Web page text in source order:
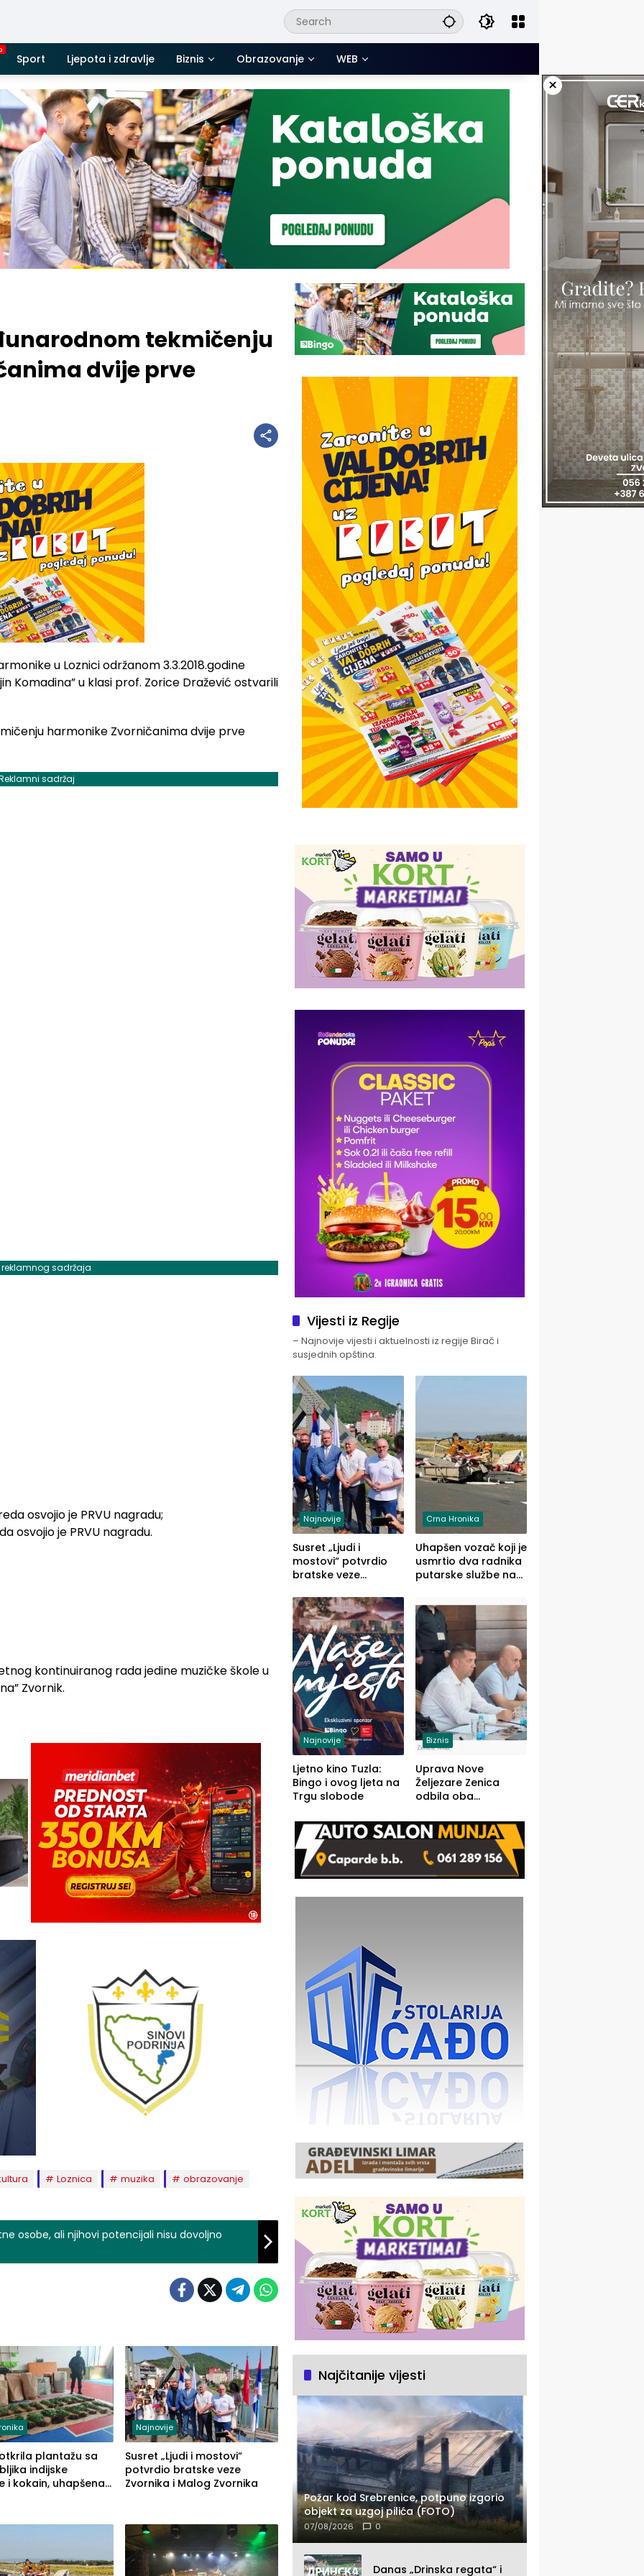
Sport Ljepota i zdravlje Biznis Obrazovanje WEB
×
tekmičenju
dvije prve
u Loznici održanom 3.3.2018.godine
Komadina” u klasi prof. Zorice Dražević ostvarili
sadržaj
reklamnog sadržaja
osvojio je PRVU nagradu;
osvojio je PRVU nagradu.
kontinuiranog rada jedine muzičke škole u
Zvornik.
Loznica muzika obrazovanje
osobe, ali njihovi potencijali nisu dovoljno
plantažu sa
indijske
i kokain, uhapšena
Najnovije
Susret „Ljudi i mostovi“
potvrdio bratske veze
Zvornika i Malog Zvornika
Vijesti iz Regije
– Najnovije vijesti i aktuelnosti iz regije Birač i
susjednih opština.
Najnovije
Susret „Ljudi i
mostovi“ potvrdio
bratske veze
Zvornika
Crna Hronika
Uhapšen vozač koji je
usmrtio dva radnika
putarske službe na
prema Šapcu
(FOTO)
Najnovije
Ljetno kino Tuzla:
Bingo i ovog ljeta na
Trgu slobode
Biznis
Uprava Nove
Željezare Zenica
odbila oba
FBiH: Ustrajni da je
stečaj jedino rješenje
Najčitanije vijesti
Požar kod Srebrenice, potpuno izgorio
objekt za uzgoj pilića (FOTO)
07/08/2026 0
Danas „Drinska regata“ i